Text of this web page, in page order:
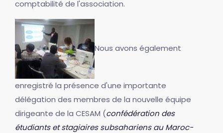
comptabilité de l'association.
Nous avons également
enregistré la présence d'une importante
délégation des membres de la nouvelle équipe
dirigeante de la CESAM (confédération des
étudiants et stagiaires subsahariens au Maroc-